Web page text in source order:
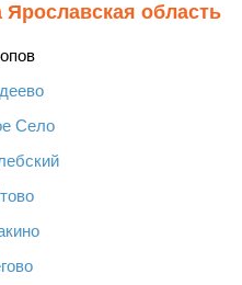
Ярославская область
Село